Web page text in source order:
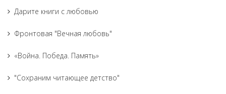
Дарите книги с любовью
Фронтовая "Вечная любовь"
«Война. Победа. Память»
"Сохраним читающее детство"